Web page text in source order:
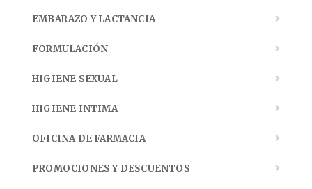
EMBARAZO Y LACTANCIA
FORMULACIÓN
HIGIENE SEXUAL
HIGIENE INTIMA
OFICINA DE FARMACIA
PROMOCIONES Y DESCUENTOS